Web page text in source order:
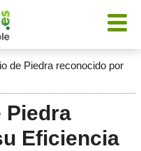
de Piedra reconocido por
Piedra
Eficiencia